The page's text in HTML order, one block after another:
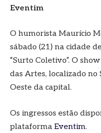
Eventim
O humorista Maurício
sábado (21) na cidade
“Surto Coletivo”. O
das Artes, localizado no
Oeste da capital.
Os ingressos estão
plataforma Eventim.